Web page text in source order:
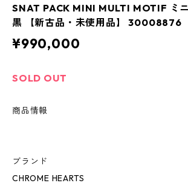
SNAT PACK MINI MULTI MOTIF ミ
黒 【新古品・未使用品】 30008876
¥990,000
SOLD OUT
商品情報
ブランド
CHROME HEARTS